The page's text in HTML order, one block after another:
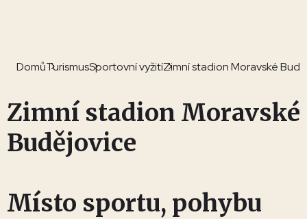
DomůTurismusSportovní vyžitíZimní stadion Moravské
Zimní stadion Moravské
Budějovice
Místo sportu, pohybu